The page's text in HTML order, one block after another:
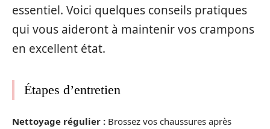
essentiel. Voici quelques conseils pratiques
qui vous aideront à maintenir vos crampons
en excellent état.
Étapes d’entretien
Nettoyage régulier : Brossez vos chaussures après